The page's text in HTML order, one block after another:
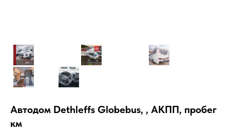
Автодом Dethleffs Globebus, , АКПП, пробег
км